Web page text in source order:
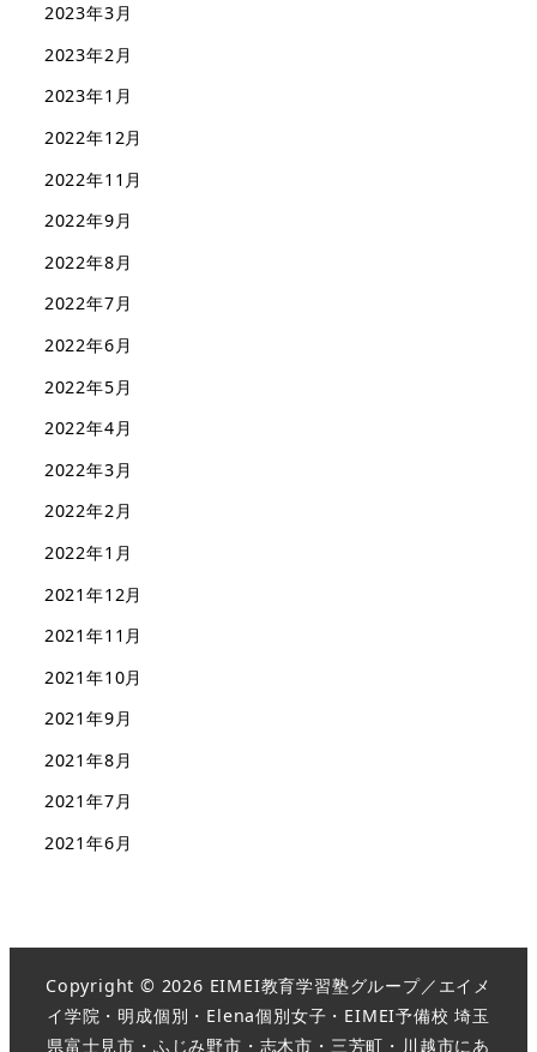
2023年3月
2023年2月
2023年1月
2022年12月
2022年11月
2022年9月
2022年8月
2022年7月
2022年6月
2022年5月
2022年4月
2022年3月
2022年2月
2022年1月
2021年12月
2021年11月
2021年10月
2021年9月
2021年8月
2021年7月
2021年6月
Copyright © 2026 EIMEI教育学習塾グループ／エイメ
イ学院・明成個別・Elena個別女子・EIMEI予備校 埼玉
県富士見市・ふじみ野市・志木市・三芳町・川越市にあ